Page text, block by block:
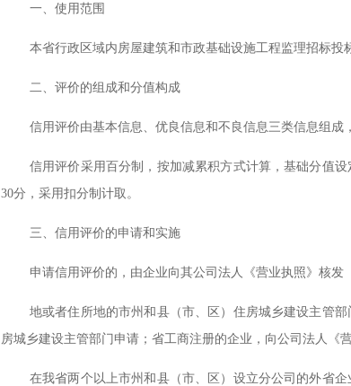
一、使用范围
本省行政区域内房屋建筑和市政基础设施工程监理招标投
二、评价的组成和分值构成
信用评价由基本信息、优良信息和不良信息三类信息组成
信用评价采用百分制，按加减累积方式计算，基础分值设
30分，采用扣分制计取。
三、信用评价的申请和实施
申请信用评价的，由企业向其公司法人《营业执照》核发
地或者住所地的市州和县（市、区）住房城乡建设主管
房城乡建设主管部门申请；省工商注册的企业，向公司法人《
在我省两个以上市州和县（市、区）设立分公司的外省